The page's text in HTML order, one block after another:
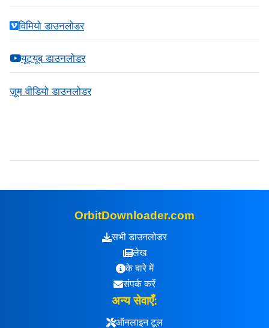
विमियो डाउनलोडर
यूट्यूब डाउनलोडर
ज़ूम वीडियो डाउनलोडर
OrbitDownloader.com
सभी डाउनलोडर
लेख
के बारे में
संपर्क करें
अन्य सेवाएँ:
ऑनलाइन टूल